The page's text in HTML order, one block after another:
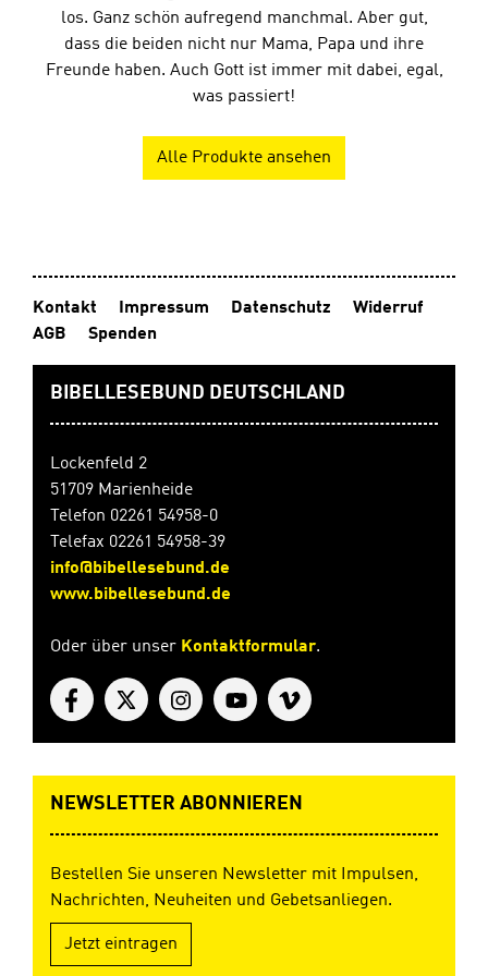
los. Ganz schön aufregend manchmal. Aber gut,
dass die beiden nicht nur Mama, Papa und ihre
Freunde haben. Auch Gott ist immer mit dabei, egal,
was passiert!
Alle Produkte ansehen
Kontakt Impressum Datenschutz
Widerruf
AGB
Spenden
BIBELLESEBUND DEUTSCHLAND
Lockenfeld 2
51709 Marienheide
Telefon 02261 54958-0
Telefax 02261 54958-39
info@bibellesebund.de
www.bibellesebund.de
Oder über unser Kontaktformular.
NEWSLETTER ABONNIEREN
Bestellen Sie unseren Newsletter mit Impulsen,
Nachrichten, Neuheiten und Gebetsanliegen.
Jetzt eintragen